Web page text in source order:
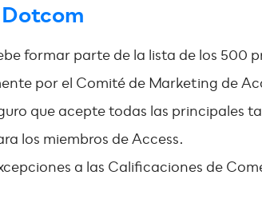
formar parte de la lista de los 500
por el Comité de Marketing de
que acepte todas las principales
los miembros de Access.
a las Calificaciones de